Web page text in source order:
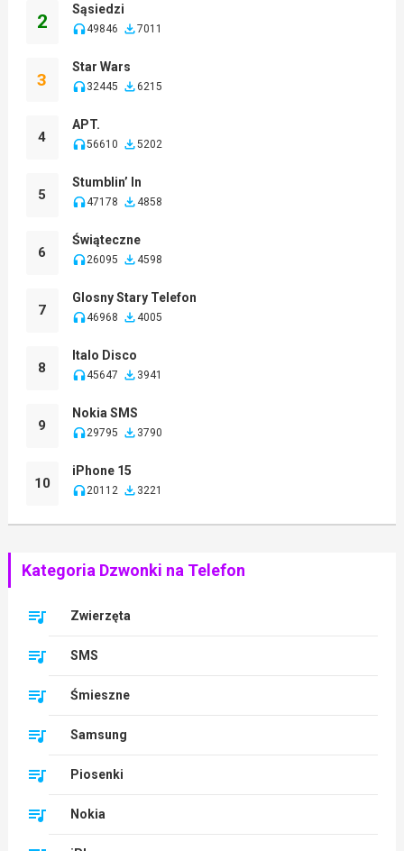
2
Sąsiedzi
49846 7011
3
Star Wars
32445 6215
4
APT.
56610 5202
5
Stumblin’ In
47178 4858
6
Świąteczne
26095 4598
7
Glosny Stary Telefon
46968 4005
8
Italo Disco
45647 3941
9
Nokia SMS
29795 3790
10
iPhone 15
20112 3221
Kategoria Dzwonki na Telefon
Zwierzęta
SMS
Śmieszne
Samsung
Piosenki
Nokia